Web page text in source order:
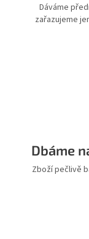
Dáváme
zařazujeme
Dbáme
Zboží pečlivě